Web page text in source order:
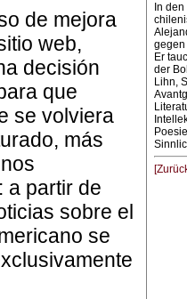
de mejora
web,
decisión
que
se volviera
más
a partir de
sobre el
se
In
gegen
Er
der
Lihn,